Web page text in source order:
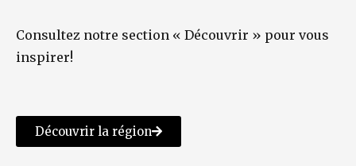
Consultez notre section « Découvrir » pour vous
inspirer!
Découvrir la région